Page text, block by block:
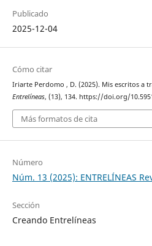
Publicado
2025-12-04
Cómo citar
Iriarte Perdomo , D. (2025). Mis escritos a
Entrelíneas, (13), 134. https://doi.org/
Más formatos de cita
Número
Núm. 13 (2025): ENTRELÍNEAS
Sección
Creando Entrelíneas